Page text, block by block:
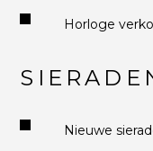
Horloge
Nieuwe